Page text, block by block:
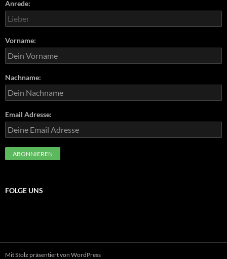
Anrede:
Vorname:
Nachname:
Email Adresse:
FOLGE UNS
Mit Stolz präsentiert von WordPress